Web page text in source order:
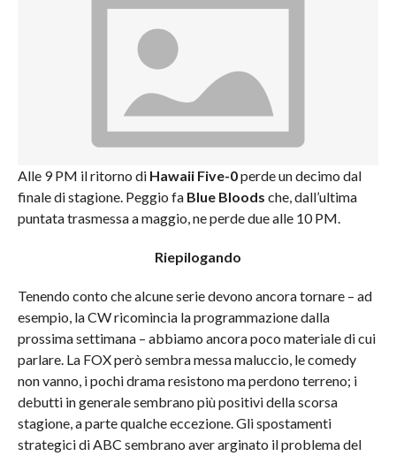
Alle 9 PM il ritorno di Hawaii Five-0perde un decimo dal
finale di stagione. Peggio fa Blue Bloods che, dall’ultima
puntata trasmessa a maggio, ne perde due alle 10 PM.
Riepilogando
Tenendo conto che alcune serie devono ancora tornare – ad
esempio, la CW ricomincia la programmazione dalla
prossima settimana – abbiamo ancora poco materiale di cui
parlare. La FOX però sembra messa maluccio, le comedy
non vanno, i pochi drama resistono ma perdono terreno; i
debutti in generale sembrano più positivi della scorsa
stagione, a parte qualche eccezione. Gli spostamenti
strategici di ABC sembrano aver arginato il problema del